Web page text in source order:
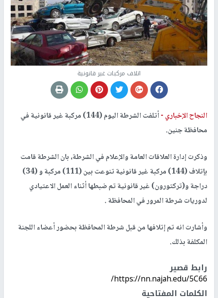
اتلاف مركبات غير قانونية
النجاح الإخباري -
أتلفت الشرطة اليوم (144) مركبة غير قانونية في
محافظة جنين.
وذكرت إدارة العلاقات العامة والإعلام في الشرطة، بان الشرطة قامت
بإتلاف (144) مركبة غير قانونية تنوعت بين (111) مركبة و (34)
دراجة و(تركتورون) غير قانونية تم ضبطها أثناء العمل الاعتيادي
لدوريات شرطة المرور في المحافظة .
وأشارت انه تم إتلافها من قبل شرطة المحافظة بحضور أعضاء اللجنة
المكلفة بذلك.
رابط قصير
https://nn.najah.edu/5C66/
الكلمات المفتاحية